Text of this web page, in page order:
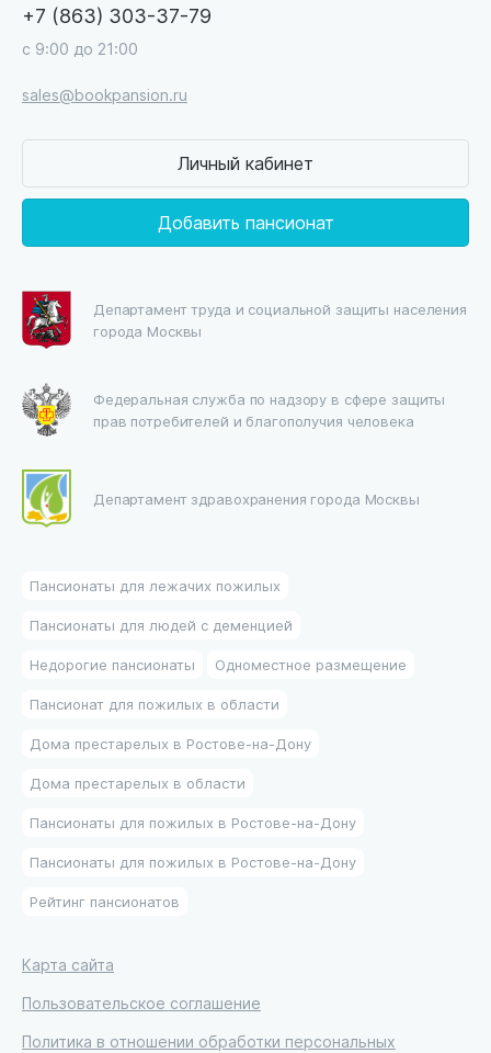
+7 (863) 303-37-79
с 9:00 до 21:00
sales@bookpansion.ru
Личный кабинет
Добавить пансионат
Департамент труда и социальной защиты населения
города Москвы
Федеральная служба по надзору в сфере защиты
прав потребителей и благополучия человека
Департамент здравохранения города Москвы
Пансионаты для лежачих пожилых
Пансионаты для людей с деменцией
Недорогие пансионаты Одноместное размещение
Пансионат для пожилых в области
Дома престарелых в Ростове-на-Дону
Дома престарелых в области
Пансионаты для пожилых в Ростове-на-Дону
Пансионаты для пожилых в Ростове-на-Дону
Рейтинг пансионатов
Карта сайта
Пользовательское соглашение
Политика в отношении обработки персональных